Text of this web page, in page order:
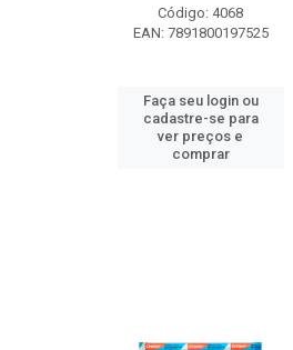
Código: 4068
EAN: 7891800197525
Faça seu login ou
cadastre-se para
ver preços e
comprar